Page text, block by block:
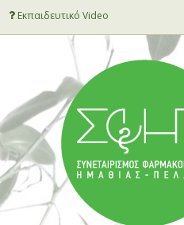
Εκπαιδευτικό Video